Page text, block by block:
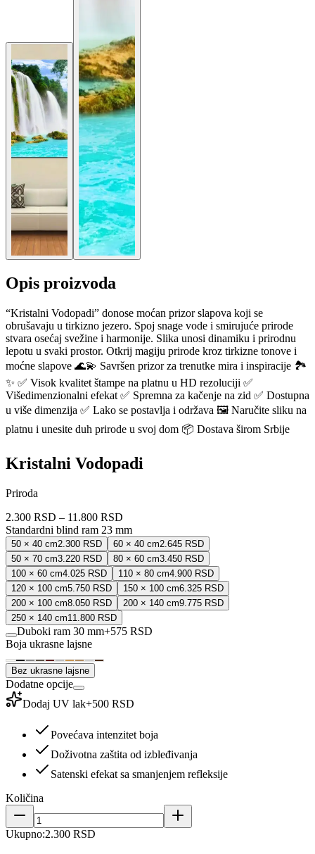
Opis proizvoda
“Kristalni Vodopadi” donose moćan prizor slapova koji se
obrušavaju u tirkizno jezero. Spoj snage vode i smirujuće prirode
stvara osećaj svežine i harmonije. Slika unosi dinamiku i prirodnu
lepotu u svaki prostor. Otkrij magiju prirode kroz tirkizne tonove i
moćne slapove 🌊💫 Savršen prizor za trenutke mira i inspiracije 🏞️
✨ ✅ Visok kvalitet štampe na platnu u HD rezoluciji ✅
Višedimenzionalni efekat ✅ Spremna za kačenje na zid ✅ Dostupna
u više dimenzija ✅ Lako se postavlja i održava 🖼️ Naručite sliku na
platnu i unesite duh prirode u svoj dom 📦 Dostava širom Srbije
Kristalni Vodopadi
Priroda
2.300 RSD – 11.800 RSD
Standardni blind ram 23 mm
50 × 40 cm2.300 RSD 60 × 40 cm2.645 RSD
50 × 70 cm3.220 RSD 80 × 60 cm3.450 RSD
100 × 60 cm4.025 RSD 110 × 80 cm4.900 RSD
120 × 100 cm5.750 RSD 150 × 100 cm6.325 RSD
200 × 100 cm8.050 RSD 200 × 140 cm9.775 RSD
250 × 140 cm11.800 RSD
Duboki ram 30 mm+575 RSD
Boja ukrasne lajsne
Bez ukrasne lajsne
Dodatne opcije
Dodaj UV lak+500 RSD
Povećava intenzitet boja
Doživotna zaštita od izbleđivanja
Satenski efekat sa smanjenjem refleksije
Količina
Ukupno:2.300 RSD